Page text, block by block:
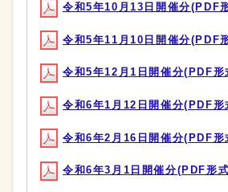
令和5年10月13日開催分(PDF
令和5年11月10日開催分(PDF
令和5年12月1日開催分(PDF
令和6年1月12日開催分(PDF
令和6年2月16日開催分(PDF
令和6年3月1日開催分(PDF形